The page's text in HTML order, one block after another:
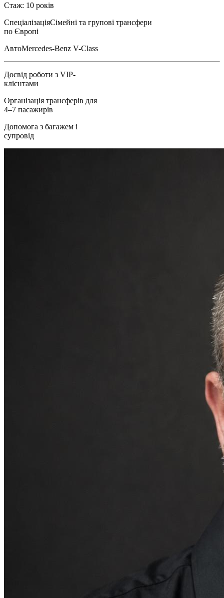
Стаж: 10 років
СпеціалізаціяСімейні та групові трансфери
по Європі
АвтоMercedes-Benz V-Class
Досвід роботи з VIP-
клієнтами
Організація трансферів для
4–7 пасажирів
Допомога з багажем і
супровід